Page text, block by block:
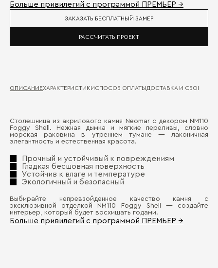
Больше привилегий с программой ПРЕМЬЕР →
ЗАКАЗАТЬ БЕСПЛАТНЫЙ ЗАМЕР
РАССЧИТАТЬ ПРОЕКТ
ОПИСАНИЕХАРАКТЕРИСТИКИСПОСОБ ОПЛАТЫДОСТАВКА И СБОРКА
Столешница из акрилового камня Neomar с декором NM110
Foggy Shell. Нежная дымка и мягкие переливы, словно
морская раковина в утреннем тумане — лаконичная
элегантность и естественная красота.
Прочный и устойчивый к повреждениям
Гладкая бесшовная поверхность
Устойчив к влаге и температуре
Экологичный и безопасный
Выбирайте непревзойденное качество камня с
эксклюзивной отделкой NM110 Foggy Shell — создайте
интерьер, который будет восхищать годами.
Больше привилегий с программой ПРЕМЬЕР →